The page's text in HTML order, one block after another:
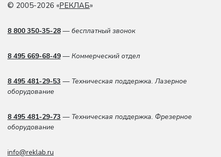
© 2005-2026 «РЕКЛАБ»
8 800 350-35-28 — бесплатный звонок
8 495 669-68-49 — Коммерческий отдел
8 495 481-29-53 — Техническая поддержка. Лазерное
оборудование
8 495 481-29-73 — Техническая поддержка. Фрезерное
оборудование
info@reklab.ru